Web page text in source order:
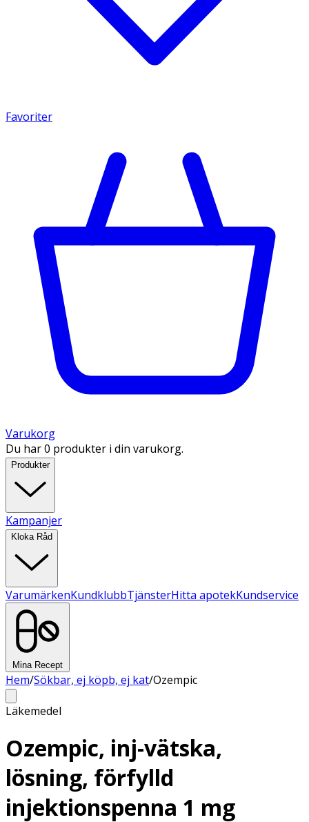
Favoriter
Varukorg
Du har 0 produkter i din varukorg.
Produkter
Kampanjer
Kloka Råd
VarumärkenKundklubbTjänsterHitta apotekKundservice
Mina Recept
Hem/Sökbar, ej köpb, ej kat/Ozempic
Läkemedel
Ozempic, inj-vätska,
lösning, förfylld
injektionspenna 1 mg